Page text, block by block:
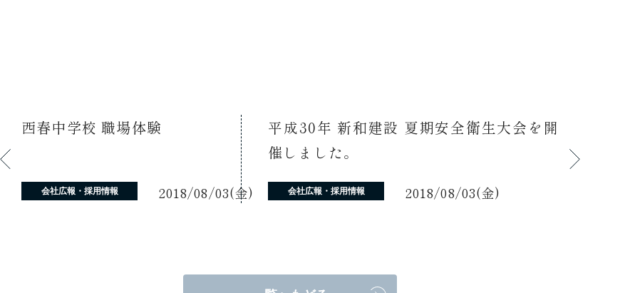
西春中学校 職場体験
会社広報・採用情報 2018/08/03(金)
平成30年 新和建設 夏期安全衛生大会を開
催しました。
会社広報・採用情報 2018/08/03(金)